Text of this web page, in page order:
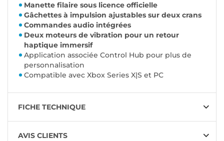
Manette filaire sous licence officielle
Gâchettes à impulsion ajustables sur deux crans
Commandes audio intégrées
Deux moteurs de vibration pour un retour
haptique immersif
Application associée Control Hub pour plus de
personnalisation
Compatible avec Xbox Series X|S et PC
FICHE TECHNIQUE
AVIS CLIENTS